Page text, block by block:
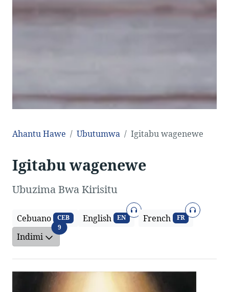
Ahantu Hawe Ubutumwa Igitabu wagenewe
Igitabu wagenewe
Ubuzima Bwa Kirisitu
Cebuano CEB English EN
Amajwi
French FR
Amajwi
Indimi
9Indimi